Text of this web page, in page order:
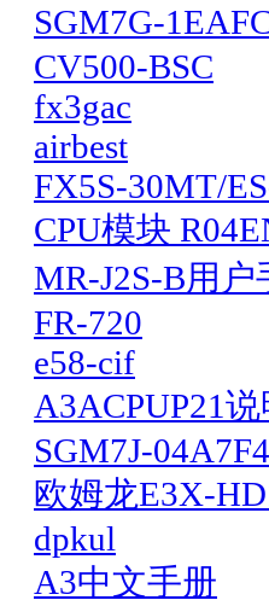
SGM7G-
CV500-BSC
fx3gac
airbest
FX5S-30MT/
CPU模块
MR-J2S-B用户
FR-720
e58-cif
A3ACPUP21说
SGM7J-
欧姆龙E3X-
dpkul
A3中文手册